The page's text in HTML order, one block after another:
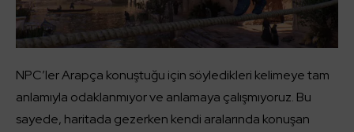
NPC’ler Arapça konuştuğu için söyledikleri kelimeye tam
anlamıyla odaklanmıyor ve anlamaya çalışmıyoruz. Bu
sayede, haritada gezerken kendi aralarında konuşan